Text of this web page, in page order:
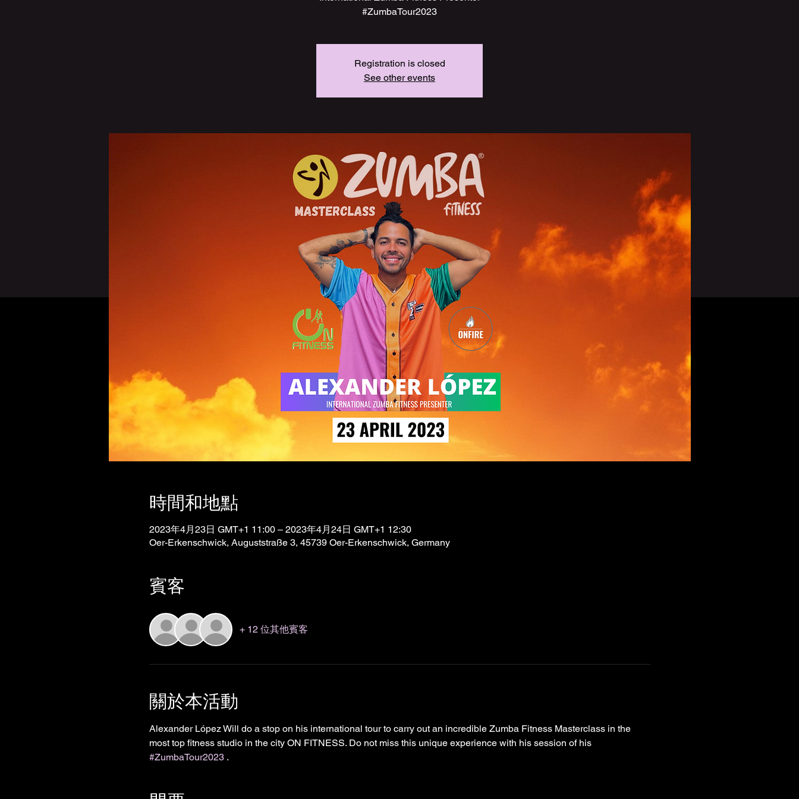
#ZumbaTour2023
Registration is closed
See other events
時間和地點
2023年4月23日 GMT+1 11:00 – 2023年4月24日 GMT+1 12:30
Oer-Erkenschwick, Auguststraße 3, 45739 Oer-Erkenschwick, Germany
賓客
+ 12 位其他賓客
關於本活動
Alexander López Will do a stop on his international tour to carry out an incredible Zumba Fitness Masterclass in the
most top fitness studio in the city ON FITNESS. Do not miss this unique experience with his session of his
#ZumbaTour2023 .